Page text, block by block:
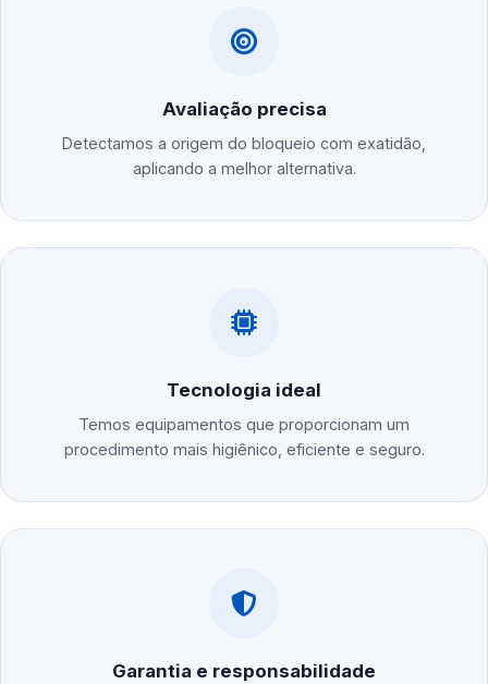
Avaliação precisa
Detectamos a origem do bloqueio com exatidão,
aplicando a melhor alternativa.
Tecnologia ideal
Temos equipamentos que proporcionam um
procedimento mais higiênico, eficiente e seguro.
Garantia e responsabilidade